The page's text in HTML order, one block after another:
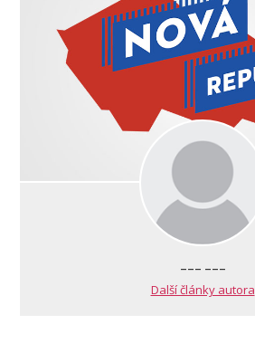
--- ---
Další články autora